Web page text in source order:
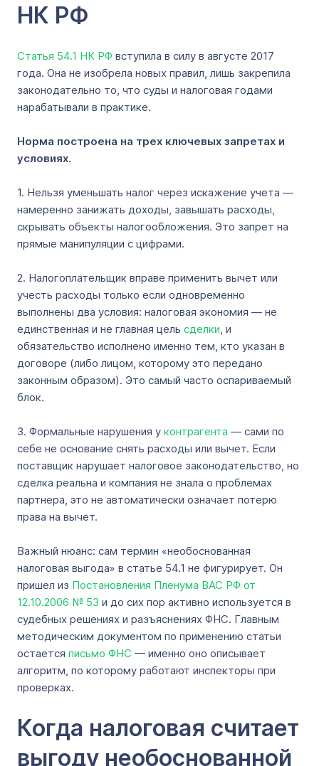
НК РФ
Статья 54.1 НК РФ вступила в силу в августе 2017
года. Она не изобрела новых правил, лишь закрепила
законодательно то, что суды и налоговая годами
нарабатывали в практике.
Норма построена на трех ключевых запретах и
условиях.
1. Нельзя уменьшать налог через искажение учета —
намеренно занижать доходы, завышать расходы,
скрывать объекты налогообложения. Это запрет на
прямые манипуляции с цифрами.
2. Налогоплательщик вправе применить вычет или
учесть расходы только если одновременно
выполнены два условия: налоговая экономия — не
единственная и не главная цель сделки , и
обязательство исполнено именно тем, кто указан в
договоре (либо лицом, которому это передано
законным образом). Это самый часто оспариваемый
блок.
3. Формальные нарушения у контрагента — сами по
себе не основание снять расходы или вычет. Если
поставщик нарушает налоговое законодательство, но
сделка реальна и компания не знала о проблемах
партнера, это не автоматически означает потерю
права на вычет.
Важный нюанс: сам термин «необоснованная
налоговая выгода» в статье 54.1 не фигурирует. Он
пришел из Постановления Пленума ВАС РФ от
12.10.2006 № 53 и до сих пор активно используется в
судебных решениях и разъяснениях ФНС. Главным
методическим документом по применению статьи
остается письмо ФНС — именно оно описывает
алгоритм, по которому работают инспекторы при
проверках.
Когда налоговая считает
выгоду необоснованной